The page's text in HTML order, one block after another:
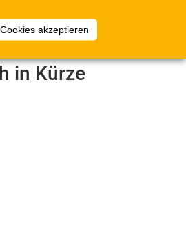
akzeptieren
Anmelden
in Kürze